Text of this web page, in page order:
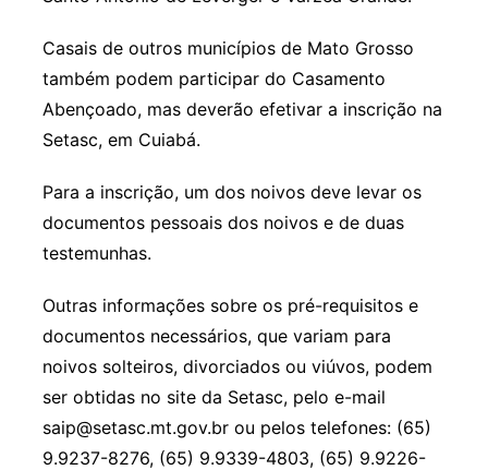
Casais de outros municípios de Mato Grosso
também podem participar do Casamento
Abençoado, mas deverão efetivar a inscrição na
Setasc, em Cuiabá.
Para a inscrição, um dos noivos deve levar os
documentos pessoais dos noivos e de duas
testemunhas.
Outras informações sobre os pré-requisitos e
documentos necessários, que variam para
noivos solteiros, divorciados ou viúvos, podem
ser obtidas no site da Setasc, pelo e-mail
saip@setasc.mt.gov.br ou pelos telefones: (65)
9.9237-8276, (65) 9.9339-4803, (65) 9.9226-